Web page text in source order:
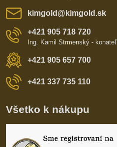
kimgold​@kimgold​.sk
+421 905 718 720
Ing. Kamil Strmenský - konateľ
+421 905 657 700
+421 337 735 110
Všetko k nákupu